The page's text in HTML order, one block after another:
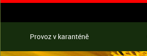
Provoz v karanténě